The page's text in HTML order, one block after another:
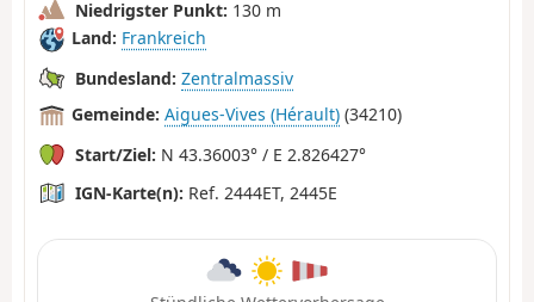
Niedrigster Punkt: 130 m
Land: Frankreich
Bundesland: Zentralmassiv
Gemeinde: Aigues-Vives (Hérault) (34210)
Start/Ziel: N 43.36003° / E 2.826427°
IGN-Karte(n): Ref. 2444ET, 2445E